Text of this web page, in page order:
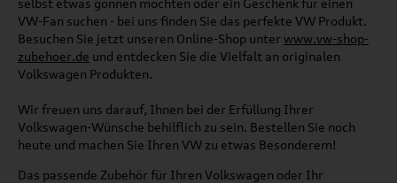
VW-Fan suchen - bei uns finden Sie das perfekte VW Produkt.
Besuchen Sie jetzt unseren Online-Shop unter www.vw-shop-
zubehoer.de und entdecken Sie die Vielfalt an originalen
Volkswagen Produkten.
Wir freuen uns darauf, Ihnen bei der Erfüllung Ihrer
Volkswagen-Wünsche behilflich zu sein. Bestellen Sie noch
heute und machen Sie Ihren VW zu etwas Besonderem!
Das passende Zubehör für Ihren Volkswagen oder Ihr